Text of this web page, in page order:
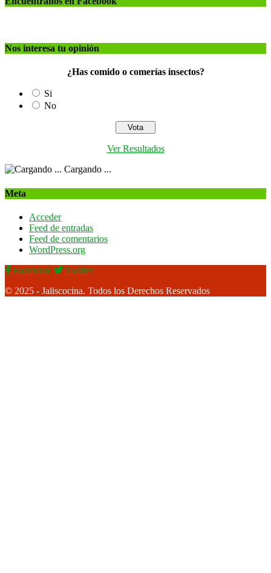
Nos interesa tu opinión
¿Has comido o comerías insectos?
Si
No
Ver Resultados
Cargando ...
Meta
Acceder
Feed de entradas
Feed de comentarios
WordPress.org
Facebook
Twitter
© 2025 - Jaliscocina. Todos los Derechos Reservados